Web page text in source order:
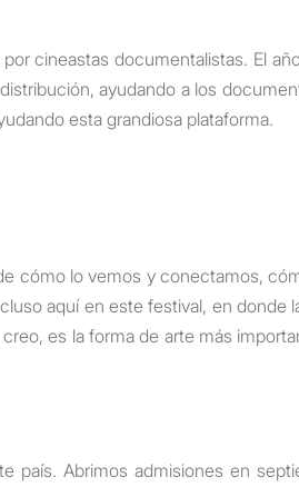
cineastas documentalistas. El
ayudando a los
esta grandiosa plataforma.
cómo lo vemos y conectamos,
aquí en este festival, en donde
es la forma de arte más
Abrimos admisiones en